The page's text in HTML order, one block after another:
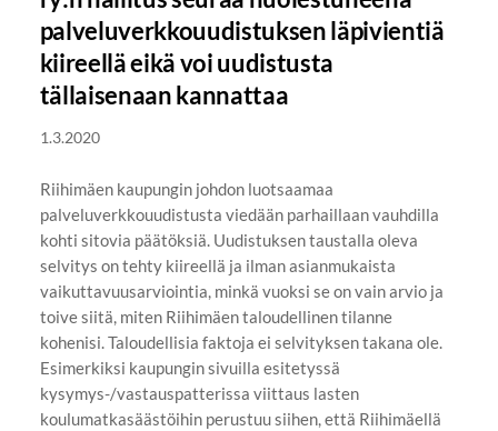
palveluverkkouudistuksen läpivientiä
kiireellä eikä voi uudistusta
tällaisenaan kannattaa
1.3.2020
Riihimäen kaupungin johdon luotsaamaa
palveluverkkouudistusta viedään parhaillaan vauhdilla
kohti sitovia päätöksiä. Uudistuksen taustalla oleva
selvitys on tehty kiireellä ja ilman asianmukaista
vaikuttavuusarviointia, minkä vuoksi se on vain arvio ja
toive siitä, miten Riihimäen taloudellinen tilanne
kohenisi. Taloudellisia faktoja ei selvityksen takana ole.
Esimerkiksi kaupungin sivuilla esitetyssä
kysymys-/vastauspatterissa viittaus lasten
koulumatkasäästöihin perustuu siihen, että Riihimäellä